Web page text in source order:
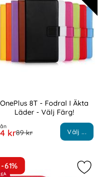
i Härdat Glas
OnePlus 8T - Fodral I Äkta
Läder - Välj Färg!
pris
krtidigare pris
89 kr Välj ...
8T / 8T+ - Litchi
-61%